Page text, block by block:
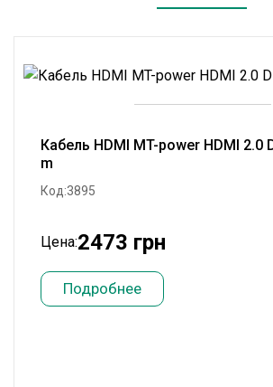
Кабель HDMI MT-power HDMI 2.0
m
Код:3895
Цена:2473 грн
Подробнее